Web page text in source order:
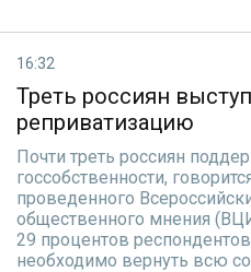
16:32
Треть россиян
реприватизацию
Почти треть россиян
госсобственности,
проведенного
общественного мнения
29 процентов
необходимо вернуть всю